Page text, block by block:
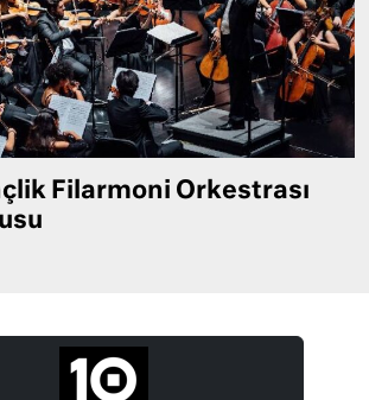
Filarmoni Orkestrası